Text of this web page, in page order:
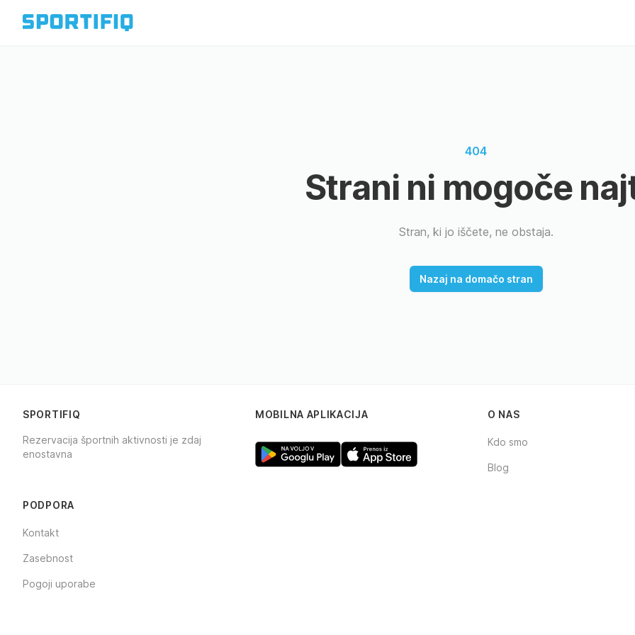
404
Strani ni mogoče
Stran, ki jo iščete, ne obstaja.
Nazaj na domačo stran
SPORTIFIQ
Rezervacija športnih aktivnosti je zdaj
enostavna
MOBILNA APLIKACIJA O NAS
Kdo smo
Blog
PODPORA
Kontakt
Zasebnost
Pogoji uporabe